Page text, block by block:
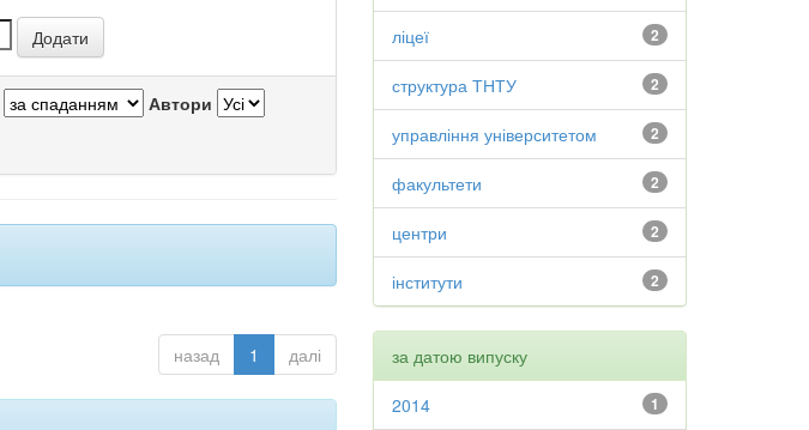
Автори
назад 1 далі
2
ліцеї
2
структура ТНТУ
2
управління університетом
2
факультети
2
центри
2
інститути
за датою випуску
1
2014